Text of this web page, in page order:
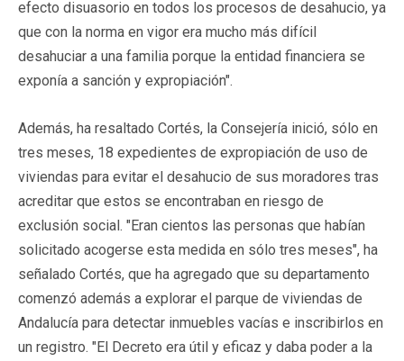
efecto disuasorio en todos los procesos de desahucio, ya
que con la norma en vigor era mucho más difícil
desahuciar a una familia porque la entidad financiera se
exponía a sanción y expropiación".
Además, ha resaltado Cortés, la Consejería inició, sólo en
tres meses, 18 expedientes de expropiación de uso de
viviendas para evitar el desahucio de sus moradores tras
acreditar que estos se encontraban en riesgo de
exclusión social. "Eran cientos las personas que habían
solicitado acogerse esta medida en sólo tres meses", ha
señalado Cortés, que ha agregado que su departamento
comenzó además a explorar el parque de viviendas de
Andalucía para detectar inmuebles vacías e inscribirlos en
un registro. "El Decreto era útil y eficaz y daba poder a la